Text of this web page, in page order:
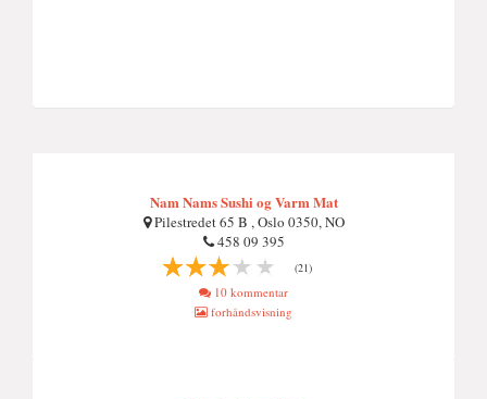
Nam Nams Sushi og Varm Mat
Pilestredet 65 B , Oslo 0350, NO
458 09 395
(21)
10 kommentar
forhåndsvisning